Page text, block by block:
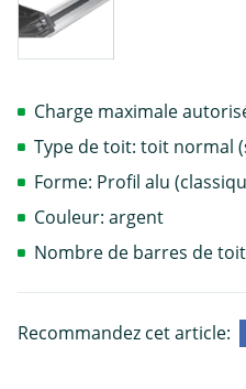
Charge maximale
Type de toit: toit normal
Forme: Profil alu
Couleur: argent
Nombre de barres de
Recommandez cet article: